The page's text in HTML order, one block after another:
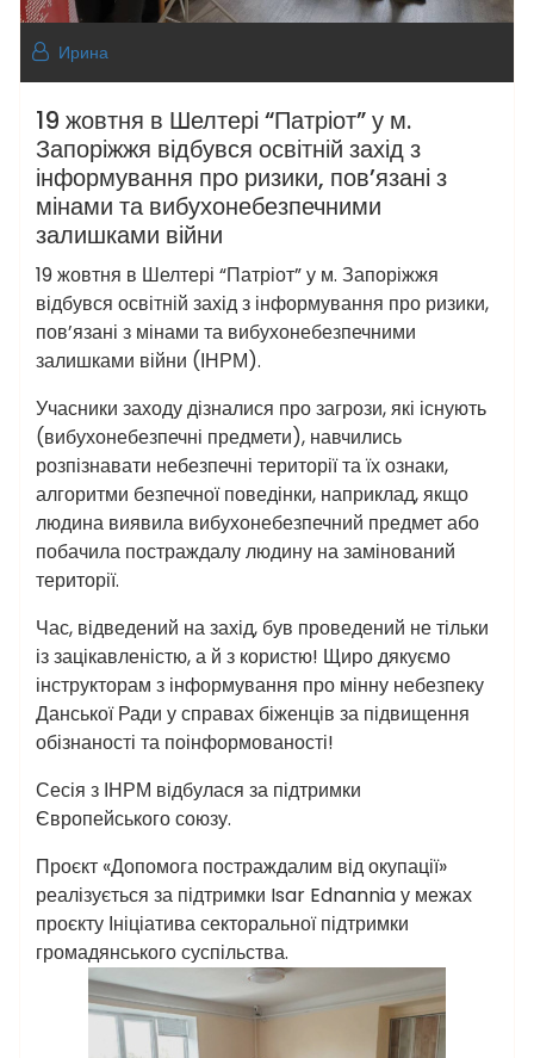
Ирина
19 жовтня в Шелтері “Патріот” у м.
Запоріжжя відбувся освітній захід з
інформування про ризики, пов’язані з
мінами та вибухонебезпечними
залишками війни
19 жовтня в Шелтері “Патріот” у м. Запоріжжя
відбувся освітній захід з інформування про ризики,
пов’язані з мінами та вибухонебезпечними
залишками війни (ІНРМ).
Учасники заходу дізналися про загрози, які існують
(вибухонебезпечні предмети), навчились
розпізнавати небезпечні території та їх ознаки,
алгоритми безпечної поведінки, наприклад, якщо
людина виявила вибухонебезпечний предмет або
побачила постраждалу людину на замінований
території.
Час, відведений на захід, був проведений не тільки
із зацікавленістю, а й з користю! Щиро дякуємо
інструкторам з інформування про мінну небезпеку
Данської Ради у справах біженців за підвищення
обізнаності та поінформованості!
Сесія з ІНРМ відбулася за підтримки
Європейського союзу.
Проєкт «Допомога постраждалим від окупації»
реалізується за підтримки Isar Ednannia у межах
проєкту Ініціатива секторальної підтримки
громадянського суспільства.